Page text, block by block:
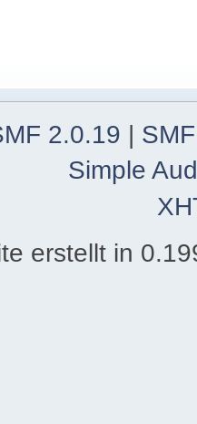
2.0.19 |
Simple
erstellt in